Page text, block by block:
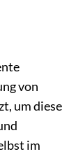
von
um diese
im